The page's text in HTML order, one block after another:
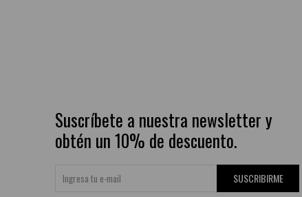
Suscríbete a nuestra newsletter y
obtén un 10% de descuento.
SUSCRIBIRME